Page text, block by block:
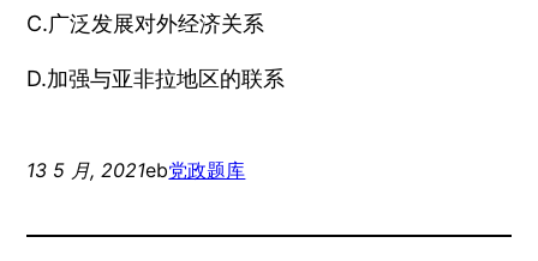
C.广泛发展对外经济关系
D.加强与亚非拉地区的联系
13 5 月, 2021eb党政题库